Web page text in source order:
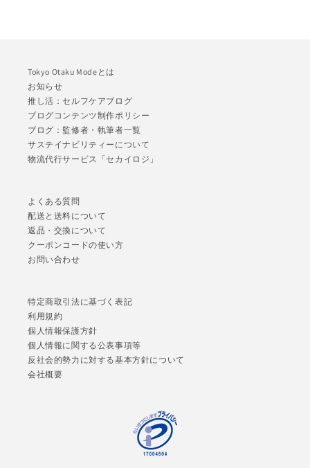
Tokyo Otaku Modeとは
お知らせ
推し活：セルフケアブログ
ブログコンテンツ制作ポリシー
ブログ：監修者・執筆者一覧
サステイナビリティーについて
物流代行サービス「セカイロジ」
よくある質問
配送と送料について
返品・交換について
クーポンコードの使い方
お問い合わせ
特定商取引法に基づく表記
利用規約
個人情報保護方針
個人情報に関する公表事項等
反社会的勢力に対する基本方針について
会社概要